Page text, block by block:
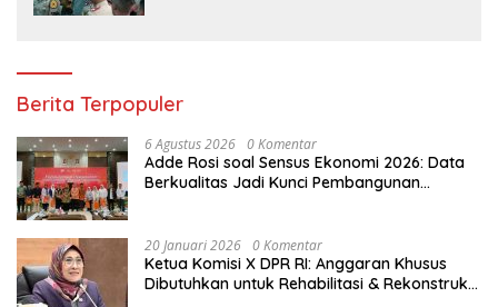
Berita Terpopuler
6 Agustus 2026 0 Komentar
Adde Rosi soal Sensus Ekonomi 2026: Data
Berkualitas Jadi Kunci Pembangunan
20 Januari 2026 0 Komentar
Ketua Komisi X DPR RI: Anggaran Khusus
Dibutuhkan untuk Rehabilitasi & Rekonstruksi